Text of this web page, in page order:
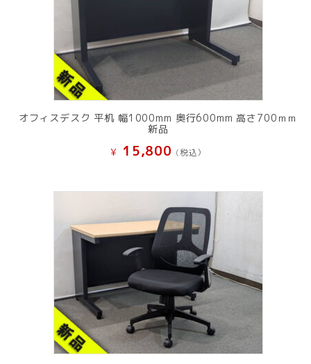
オフィスデスク 平机 幅1000mm 奥行600mm 高さ700ｍｍ
新品
¥ 15,800 (税込）